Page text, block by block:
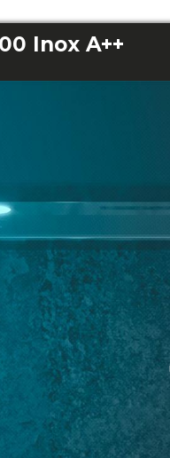
Inox A++